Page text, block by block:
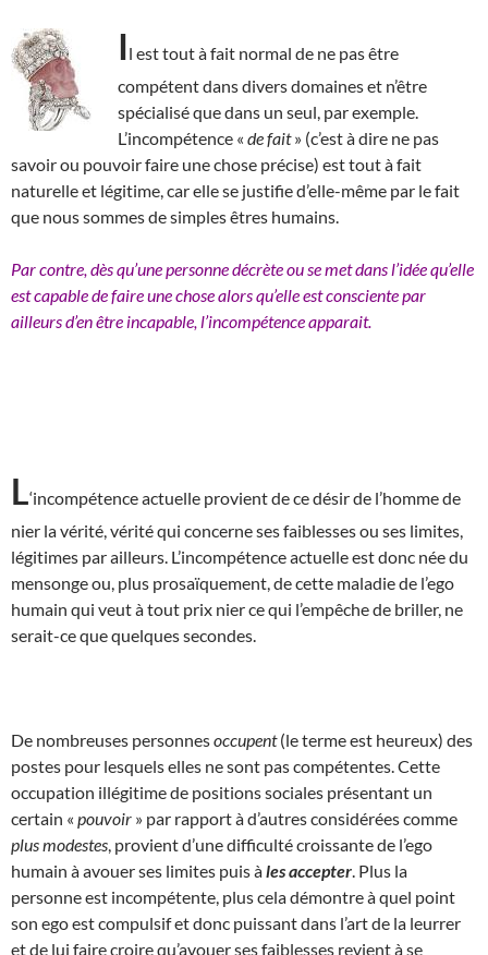
Il est tout à fait normal de ne pas être
compétent dans divers domaines et n’être
spécialisé que dans un seul, par exemple.
L’incompétence « de fait» (c’est à dire ne pas
savoir ou pouvoir faire une chose précise) est tout à fait
naturelle et légitime, car elle se justifie d’elle-même par le fait
que nous sommes de simples êtres humains.
Par contre, dès qu’une personne décrète ou se met dans l’idée qu’elle
est capable de faire une chose alors qu’elle est consciente par
ailleurs d’en être incapable, l’incompétence apparait.
L‘incompétence actuelle provient de ce désir de l’homme de
nier la vérité, vérité qui concerne ses faiblesses ou ses limites,
légitimes par ailleurs. L’incompétence actuelle est donc née du
mensonge ou, plus prosaïquement, de cette maladie de l’ego
humain qui veut à tout prix nier ce qui l’empêche de briller, ne
serait-ce que quelques secondes.
De nombreuses personnesoccupent(le terme est heureux) des
postes pour lesquels elles ne sont pas compétentes. Cette
occupation illégitime de positions sociales présentant un
certain « pouvoir » par rapport à d’autres considérées comme
plus modestes , provient d’une difficulté croissante de l’ego
humain à avouer ses limites puis àles accepter . Plus la
personne est incompétente, plus cela démontre à quel point
son ego est compulsif et donc puissant dans l’art de la leurrer
et de lui faire croire qu’avouer ses faiblesses revient à se